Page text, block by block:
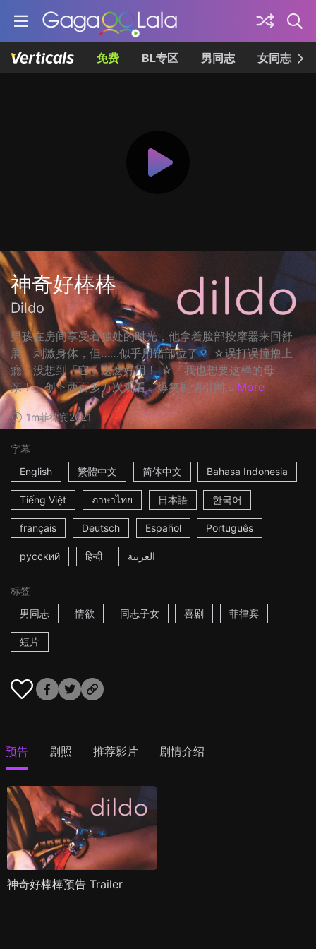
免费 BL专区 男同志 女同志
神奇好棒棒
Dildo
男孩在房间享受着独处的时光，他拿着脸部按摩器来回舒
展、刺激身体，但……似乎用错部位了？ ☆误打误撞撸上
瘾，没想到「它」这麽好用！ ☆「我也想要这样的母
亲！」创下两百多万次观看，爆笑剧情引网... More
1m菲律宾2021
字幕
English
繁體中文 简体中文 Bahasa Indonesia
Tiếng Việt ภาษาไทย 日本語 한국어
français Deutsch Español Português
русский हिन्दी العربية
标签
男同志
情欲 同志子女 喜剧 菲律宾
短片
预告 剧照 推荐影片 剧情介绍
神奇好棒棒预告 Trailer